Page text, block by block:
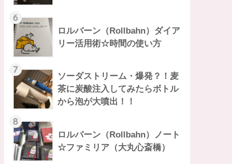
6
ロルバーン（Rollbahn）ダイア
リー活用術☆時間の使い方
7
ソーダストリーム・爆発？！麦
茶に炭酸注入してみたらボトル
から泡が大噴出！！
8
ロルバーン（Rollbahn）ノート
☆ファミリア（大丸心斎橋）